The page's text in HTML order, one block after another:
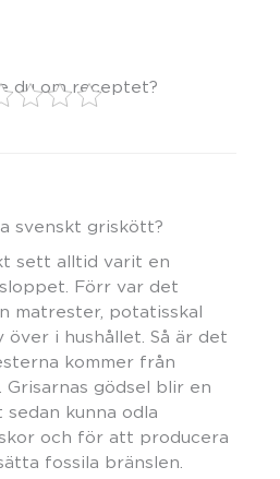
du om receptet?
svenskt griskött?
sett alltid varit en
Förr var det
matrester, potatisskal
över i hushållet. Så är det
kommer från
Grisarnas gödsel blir en
kunna odla
och för att producera
fossila bränslen.